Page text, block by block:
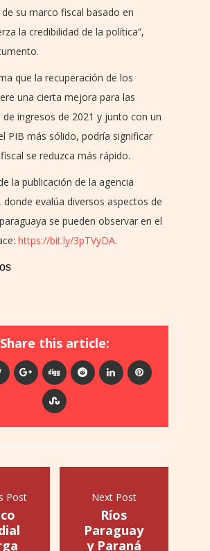
su marco fiscal basado en
la credibilidad de la política”,
que la recuperación de los
una cierta mejora para las
ingresos de 2021 y junto con un
PIB más sólido, podría significar
se reduzca más rápido.
la publicación de la agencia
donde evalúa diversos aspectos de
se pueden observar en el
https://bit.ly/3pTVyDA.
Share this article:
Post Next Post
Ríos
Paraguay
y Paraná